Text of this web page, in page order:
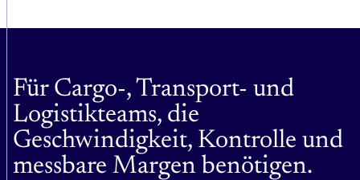
Für Cargo-, Transport- und
Logistikteams, die
Geschwindigkeit, Kontrolle und
messbare Margen benötigen.